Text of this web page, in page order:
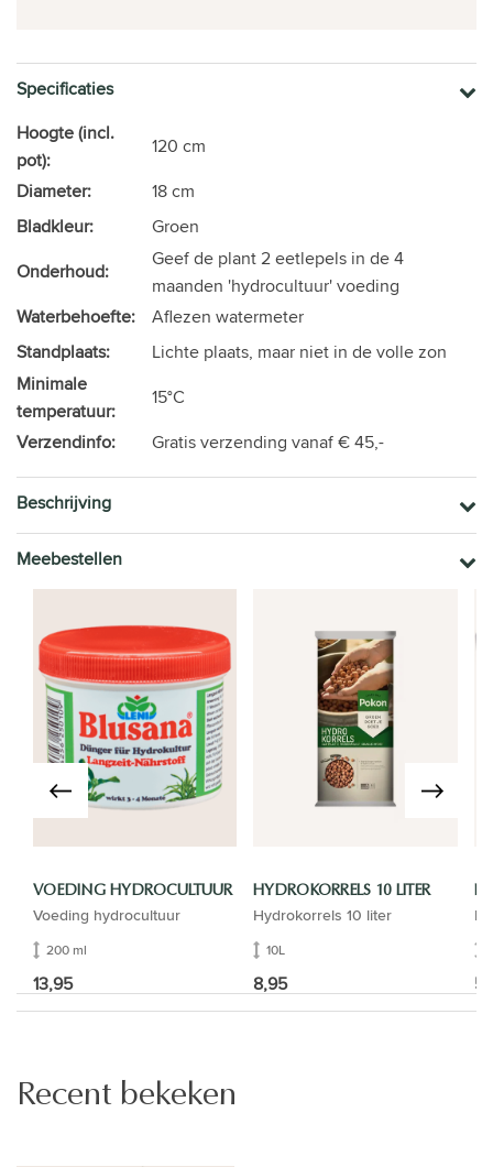
Specificaties
Hoogte (incl.
pot):
120 cm
Diameter:
18 cm
Bladkleur:
Groen
Onderhoud:
Geef de plant 2 eetlepels in de 4
maanden 'hydrocultuur' voeding
Waterbehoefte:
Aflezen watermeter
Standplaats:
Lichte plaats, maar niet in de volle zon
Minimale
temperatuur:
15°C
Verzendinfo:
Gratis verzending vanaf € 45,-
Beschrijving
Meebestellen
VOEDING HYDROCULTUUR
Voeding hydrocultuur
200 ml
13,95
HYDROKORRELS 10 LITER
Hydrokorrels 10 liter
10L
8,95
Recent bekeken